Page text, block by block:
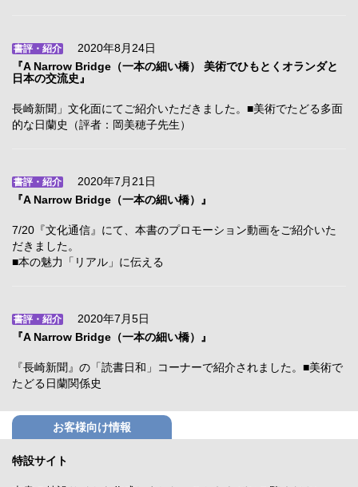
書評・紹介
2020年8月24日
『A Narrow Bridge（一本の細い橋） 美術でひもとくオランダと
日本の交流史』
長崎新聞」文化面にてご紹介いただきました。■美術でたどる多面
的な日蘭史（評者：岡美穂子先生）
書評・紹介
2020年7月21日
『A Narrow Bridge（一本の細い橋）』
7/20『文化通信』にて、本書のプロモーション動画をご紹介いた
だきました。
■本の魅力「リアル」に伝える
書評・紹介
2020年7月5日
『A Narrow Bridge（一本の細い橋）』
『長崎新聞』の「読書日和」コーナーで紹介されました。■美術で
たどる日蘭関係史
お客様向け情報
特設サイト